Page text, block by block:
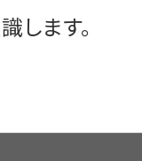
します。